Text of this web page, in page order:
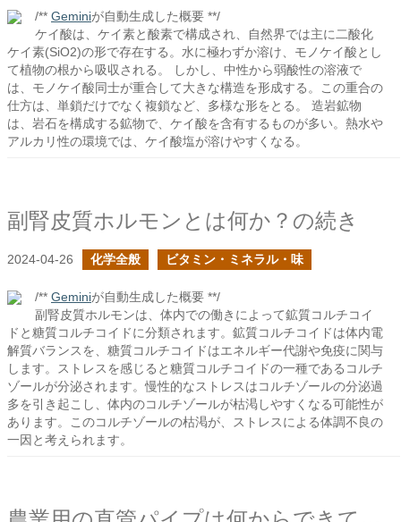
/** Geminiが自動生成した概要 **/
ケイ酸は、ケイ素と酸素で構成され、自然界では主に二酸化
ケイ素(SiO2)の形で存在する。水に極わずか溶け、モノケイ酸とし
て植物の根から吸収される。 しかし、中性から弱酸性の溶液で
は、モノケイ酸同士が重合して大きな構造を形成する。この重合の
仕方は、単鎖だけでなく複鎖など、多様な形をとる。 造岩鉱物
は、岩石を構成する鉱物で、ケイ酸を含有するものが多い。熱水や
アルカリ性の環境では、ケイ酸塩が溶けやすくなる。
副腎皮質ホルモンとは何か？の続き
2024-04-26 化学全般 ビタミン・ミネラル・味
/** Geminiが自動生成した概要 **/
副腎皮質ホルモンは、体内での働きによって鉱質コルチコイ
ドと糖質コルチコイドに分類されます。鉱質コルチコイドは体内電
解質バランスを、糖質コルチコイドはエネルギー代謝や免疫に関与
します。ストレスを感じると糖質コルチコイドの一種であるコルチ
ゾールが分泌されます。慢性的なストレスはコルチゾールの分泌過
多を引き起こし、体内のコルチゾールが枯渇しやすくなる可能性が
あります。このコルチゾールの枯渇が、ストレスによる体調不良の
一因と考えられます。